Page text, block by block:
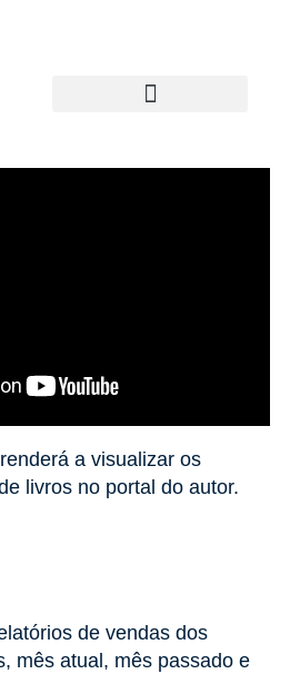
a visualizar os
livros no portal do autor.
de vendas dos
mês atual, mês passado e